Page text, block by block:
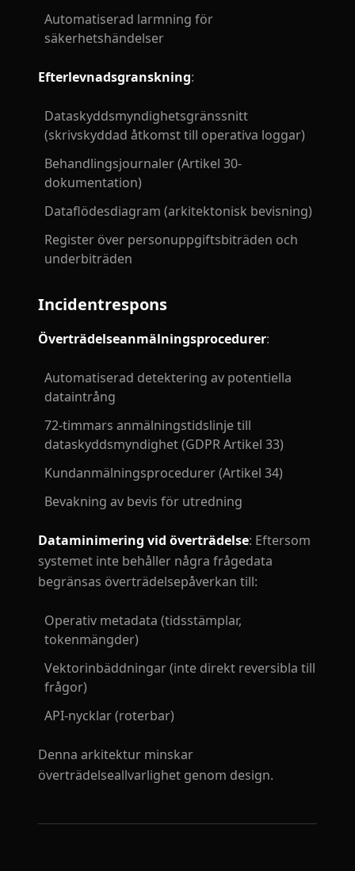
Automatiserad larmning för
säkerhetshändelser
Efterlevnadsgranskning:
Dataskyddsmyndighetsgränssnitt
(skrivskyddad åtkomst till operativa loggar)
Behandlingsjournaler (Artikel 30-
dokumentation)
Dataflödesdiagram (arkitektonisk bevisning)
Register över personuppgiftsbiträden och
underbiträden
Incidentrespons
Överträdelseanmälningsprocedurer:
Automatiserad detektering av potentiella
dataintrång
72-timmars anmälningstidslinje till
dataskyddsmyndighet (GDPR Artikel 33)
Kundanmälningsprocedurer (Artikel 34)
Bevakning av bevis för utredning
Dataminimering vid överträdelse: Eftersom
systemet inte behåller några frågedata
begränsas överträdelsepåverkan till:
Operativ metadata (tidsstämplar,
tokenmängder)
Vektorinbäddningar (inte direkt reversibla till
frågor)
API-nycklar (roterbar)
Denna arkitektur minskar
överträdelseallvarlighet genom design.